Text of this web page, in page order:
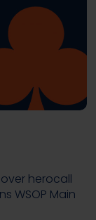
herocall
WSOP Main